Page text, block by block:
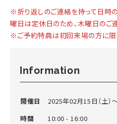
Information
開催日
2025年02月15日（土）
時間
10:00 - 16:00
※折り返しのご連絡を持って日時
曜日は定休日のため、木曜日のご
※ご予約特典は初回来場の方に限